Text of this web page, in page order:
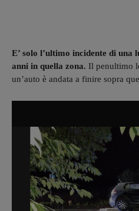
E’ solo l’ultimo incidente di una
anni in quella zona. Il penultimo
un’auto è andata a finire sopra